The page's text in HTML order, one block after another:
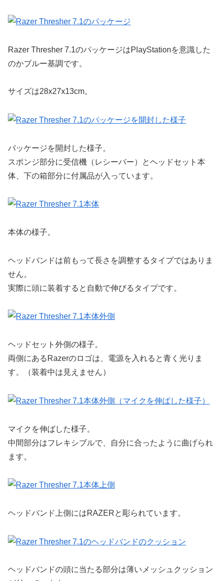
Razer Thresher 7.1のパッケージはPlayStationを意識した
のかブルー基調です。
サイズは28x27x13cm。
パッケージを開封した様子。
スポンジ部分に受信機（レシーバー）とヘッドセット本
体、下の箱部分に付属品が入っています。
本体の様子。
ヘッドバンドは前もって長さを調整するタイプではありま
せん。
実際に頭に装着すると自動で伸びるタイプです。
ヘッドセット外側の様子。
両側にあるRazerのロゴは、電源を入れると青く光りま
す。（装着中は見えません）
マイクを伸ばした様子。
中間部分はフレキシブルで、自分に合ったように曲げられ
ます。
ヘッドバンド上側にはRAZERと彫られています。
ヘッドバンドの頭に当たる部分は薄いメッシュクッション